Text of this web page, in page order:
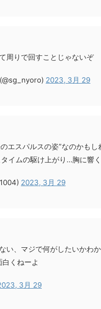
周りで回すことじゃないぞ
(@sg_nyoro) 2023, 3月 29
エスパルスの姿”なのかも
イムの駆け上がり…胸に響
2023, 3月 29
い、マジで何がしたいかわ
くねーよ
3月 29